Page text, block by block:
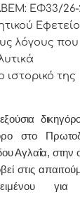
ΕΦ33/
λόγους που
ιστορικό της
στο
Αγλαΐα, στην
στις
για